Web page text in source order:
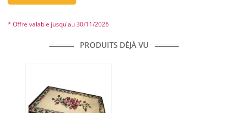
* Offre valable jusqu'au 30/11/2026
PRODUITS DÉJÀ VU